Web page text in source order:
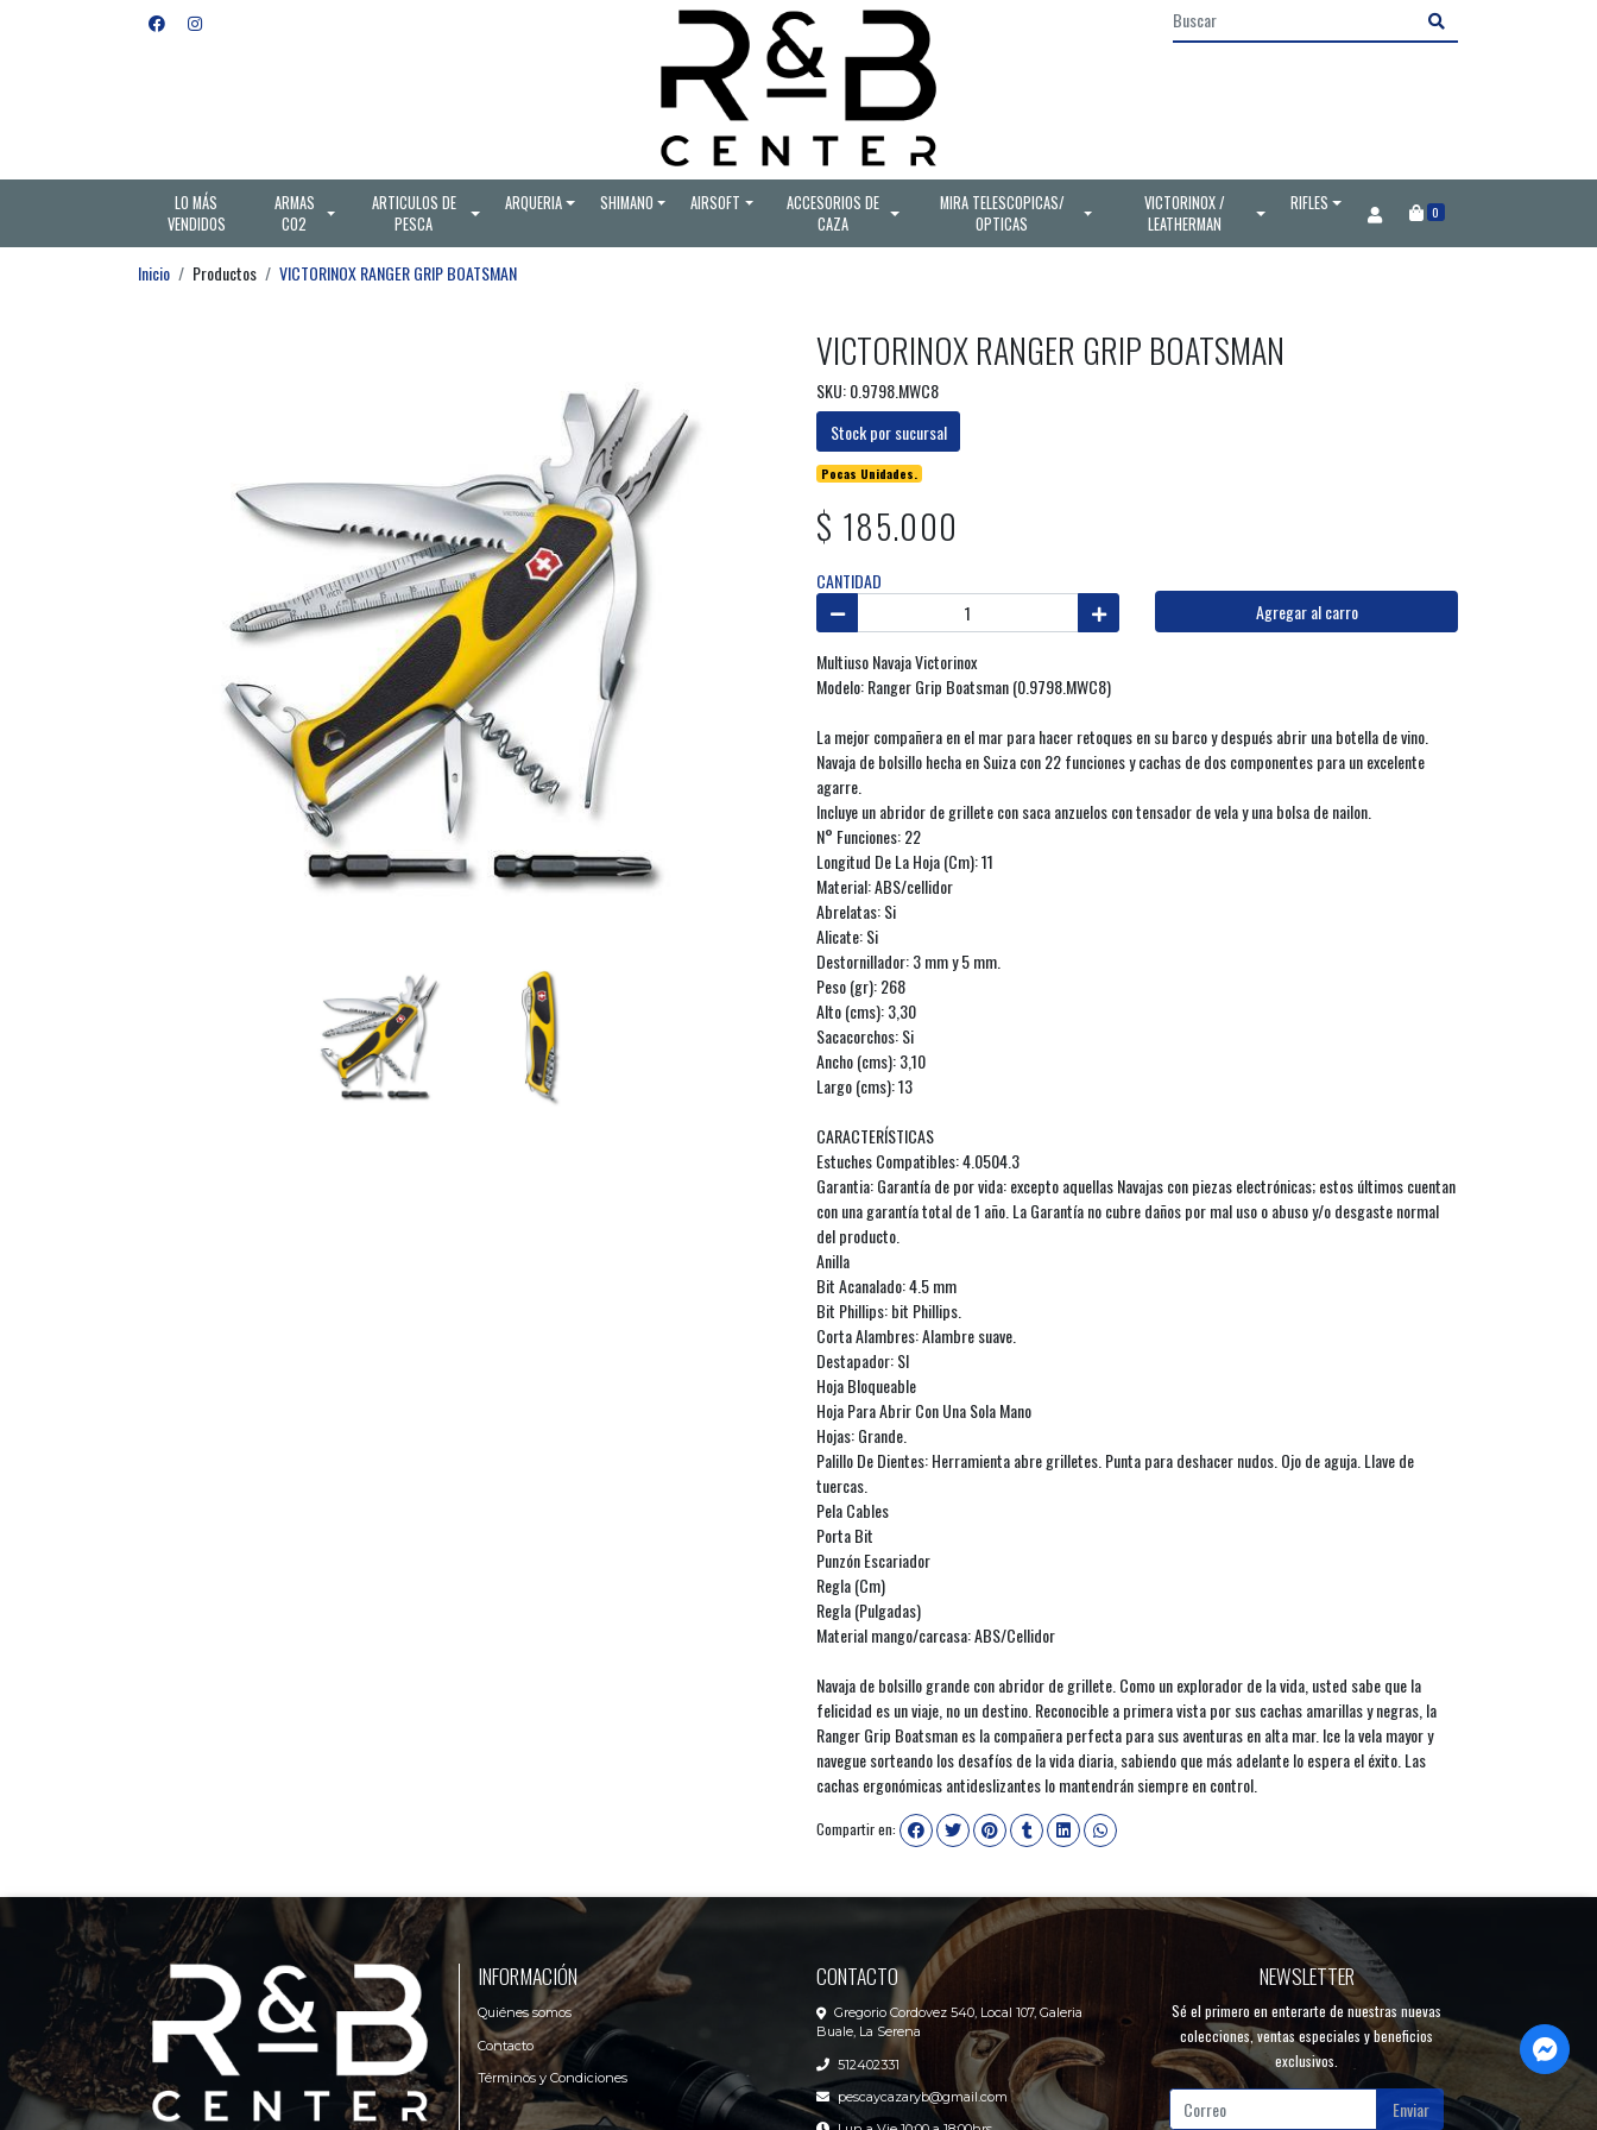
LO MÁS
VENDIDOS
ARMAS
CO2
ARTICULOS DE
PESCA
ARQUERIA SHIMANO AIRSOFT
ACCESORIOS DE
CAZA
MIRA TELESCOPICAS/
OPTICAS
VICTORINOX /
LEATHERMAN
RIFLES 0
Inicio Productos VICTORINOX RANGER GRIP BOATSMAN
VICTORINOX RANGER GRIP BOATSMAN
SKU: 0.9798.MWC8
Stock por sucursal
Pocas Unidades.
$ 185.000
CANTIDAD
Agregar al carro
Multiuso Navaja Victorinox
Modelo: Ranger Grip Boatsman (0.9798.MWC8)
La mejor compañera en el mar para hacer retoques en su barco y después abrir una botella de vino.
Navaja de bolsillo hecha en Suiza con 22 funciones y cachas de dos componentes para un excelente
agarre.
Incluye un abridor de grillete con saca anzuelos con tensador de vela y una bolsa de nailon.
N° Funciones: 22
Longitud De La Hoja (Cm): 11
Material: ABS/cellidor
Abrelatas: Si
Alicate: Si
Destornillador: 3 mm y 5 mm.
Peso (gr): 268
Alto (cms): 3,30
Sacacorchos: Si
Ancho (cms): 3,10
Largo (cms): 13
CARACTERÍSTICAS
Estuches Compatibles: 4.0504.3
Garantia: Garantía de por vida: excepto aquellas Navajas con piezas electrónicas; estos últimos cuentan
con una garantía total de 1 año. La Garantía no cubre daños por mal uso o abuso y/o desgaste normal
del producto.
Anilla
Bit Acanalado: 4.5 mm
Bit Phillips: bit Phillips.
Corta Alambres: Alambre suave.
Destapador: SI
Hoja Bloqueable
Hoja Para Abrir Con Una Sola Mano
Hojas: Grande.
Palillo De Dientes: Herramienta abre grilletes. Punta para deshacer nudos. Ojo de aguja. Llave de
tuercas.
Pela Cables
Porta Bit
Punzón Escariador
Regla (Cm)
Regla (Pulgadas)
Material mango/carcasa: ABS/Cellidor
Navaja de bolsillo grande con abridor de grillete. Como un explorador de la vida, usted sabe que la
felicidad es un viaje, no un destino. Reconocible a primera vista por sus cachas amarillas y negras, la
Ranger Grip Boatsman es la compañera perfecta para sus aventuras en alta mar. Ice la vela mayor y
navegue sorteando los desafíos de la vida diaria, sabiendo que más adelante lo espera el éxito. Las
cachas ergonómicas antideslizantes lo mantendrán siempre en control.
Compartir en:
INFORMACIÓN
Quiénes somos
Contacto
Términos y Condiciones
CONTACTO
Gregorio Cordovez 540, Local 107, Galeria
Buale, La Serena
512402331
pescaycazaryb@gmail.com
NEWSLETTER
Sé el primero en enterarte de nuestras nuevas
colecciones, ventas especiales y beneficios
exclusivos.
Enviar